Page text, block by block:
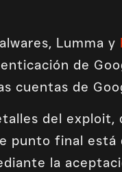
Lumma y
de
cuentas de
del
punto final está
la